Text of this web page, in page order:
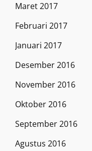
Maret 2017
Februari 2017
Januari 2017
Desember 2016
November 2016
Oktober 2016
September 2016
Agustus 2016